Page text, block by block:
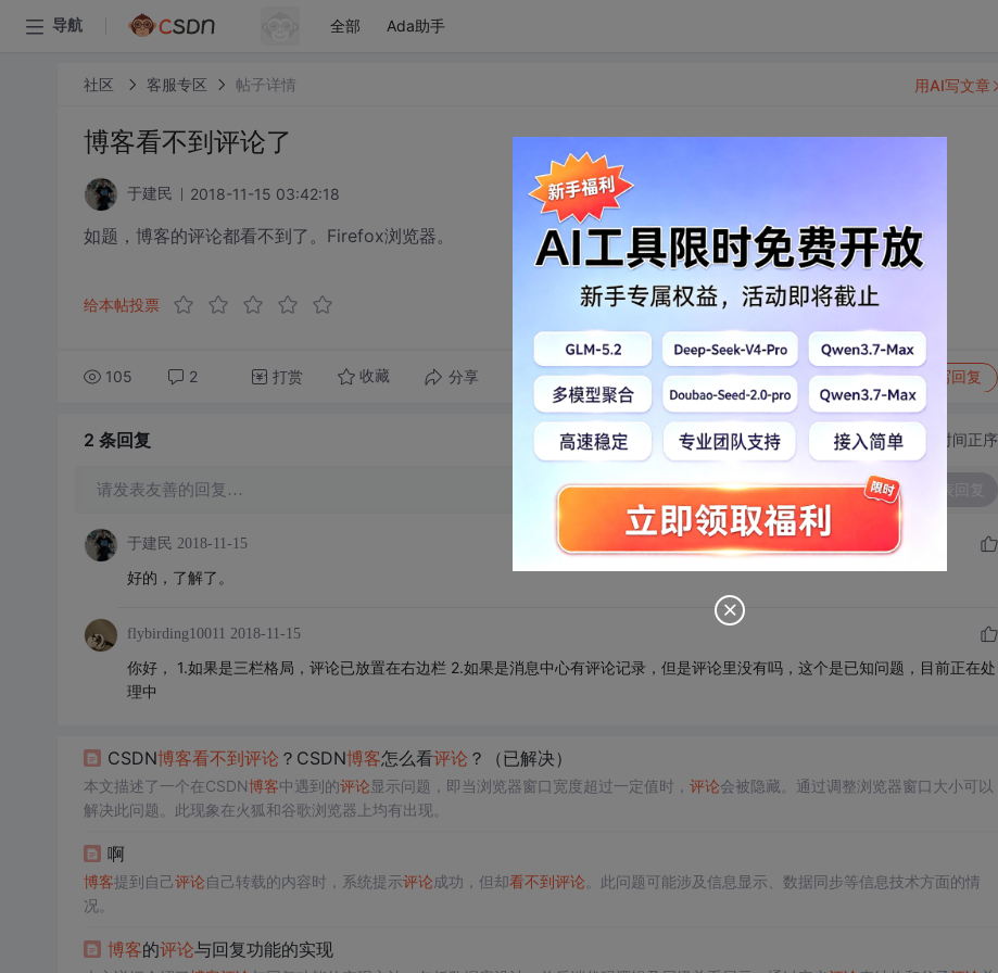
导航 全部 Ada助手
社区 客服专区 帖子详情
博客看不到评论了
于建民 2018-11-15 03:42:18
如题，博客的评论都看不到了。Firefox浏览器。
给本帖投票
105 2 打赏 收藏 分享 转发到动态 举报 写回复
用AI写文章
2 条回复 切换为时间正序
请发表友善的回复…
于建民 2018-11-15
好的，了解了。
flybirding10011 2018-11-15
你好， 1.如果是三栏格局，评论已放置在右边栏 2.如果是消息中心有评论记录，但是评论里没有吗，这个是已知问题，目前正在处
理中
CSDN博客看不到评论 ？CSDN博客怎么看评论 ？（已解决）
本文描述了一个在CSDN博客中遇到的评论显示问题，即当浏览器窗口宽度超过一定值时， 评论会被隐藏。通过调整浏览器窗口大小可以
解决此问题。此现象在火狐和谷歌浏览器上均有出现。
啊
博客提到自己评论自己转载的内容时，系统提示评论成功，但却看不到评论 。此问题可能涉及信息显示、数据同步等信息技术方面的情
况。
博客的评论与回复功能的实现